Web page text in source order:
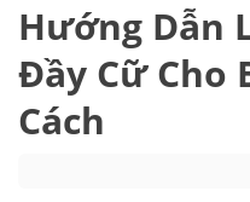
Hướng Dẫn
Đầy Cữ Cho
Cách